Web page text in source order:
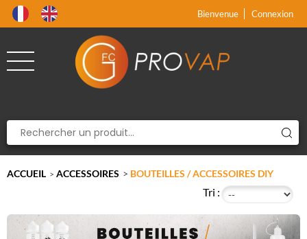
Bienvenue Connexion
ACCUEIL > ACCESSOIRES > BOUTEILLES / ACCESSOIRES DIY
Tri :
x
x